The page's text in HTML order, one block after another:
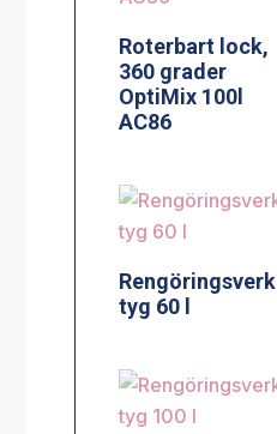
Roterbart lock,
360 grader
OptiMix 100l
AC86
Rengöringsverk
tyg 60 l